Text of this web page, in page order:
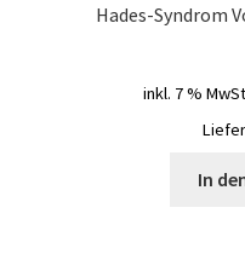
Hades-Syndrom
inkl. 7 %
In